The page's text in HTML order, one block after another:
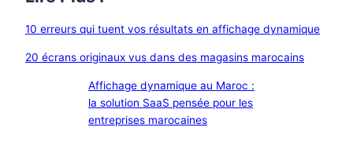
10 erreurs qui tuent vos résultats en affichage dynamique
20 écrans originaux vus dans des magasins marocains
Affichage dynamique au Maroc :
la solution SaaS pensée pour les
entreprises marocaines